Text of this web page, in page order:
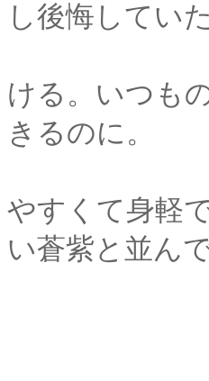
し後悔していた
いつもの
ける。いつも
きるのに。
普段あの
やすくて身軽
い蒼紫と並ん
ら、とい
今は、借